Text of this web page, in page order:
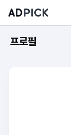
프로필